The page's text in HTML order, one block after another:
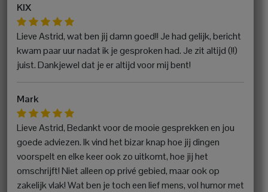
KIX
Lieve Astrid, wat ben jij damn goed!! Je had gelijk, bericht
kwam paar uur nadat ik je gesproken had. Je zit altijd (!!)
juist. Dankjewel dat je er altijd voor mij bent!
Mark
Lieve Astrid, Bedankt voor de mooie gesprekken en jou
goede adviezen. Ik vind het bizar knap hoe jij dingen
voorspelt en elke keer ook zo uitkomt, hoe jij het
omschrijft! Niet alleen op privé gebied, maar ook op
zakelijk vlak! Wat ben je toch een lief mens, vol humor met